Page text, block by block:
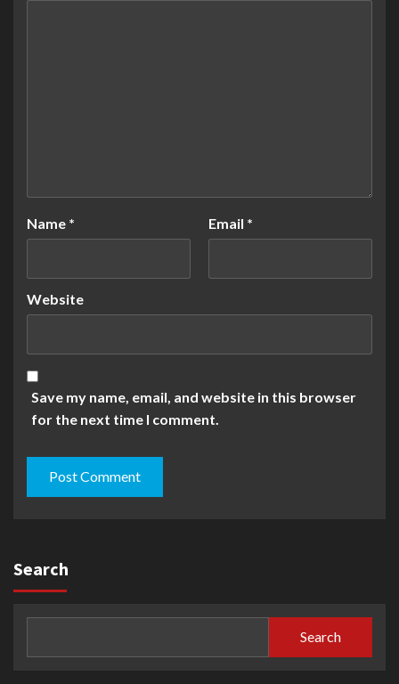
Name * Email *
Website
Save my name, email, and website in this browser
for the next time I comment.
Search
Search